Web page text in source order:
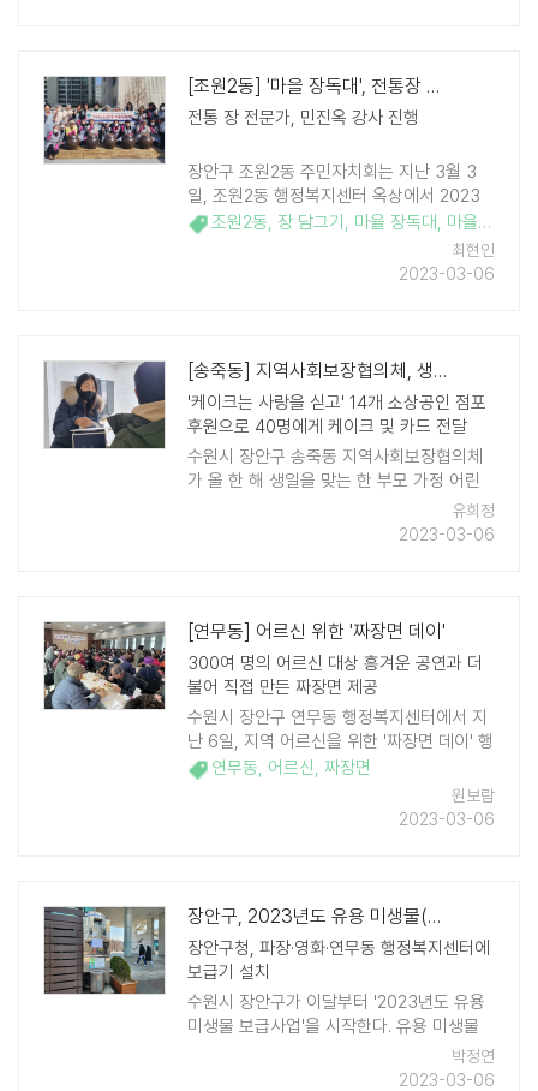
[조원2동] '마을 장독대', 전통장 담그기 대장정 시작
전통 장 전문가, 민진옥 강사 진행
장안구 조원2동 주민자치회는 지난 3월 3
일, 조원2동 행정복지센터 옥상에서 2023
년 마을자치계획인 '조원2동 마을장독대' 프
로그램을 진행했다. 주민 30명과 함께한 마
조원2동, 장 담그기 , 마을 장독대, 마을자치계획
최현인
2023-03-06
[송죽동] 지역사회보장협의체, 생일 맞은 한부모 가정 어린이 대상 케이크 후..
'케이크는 사랑을 싣고' 14개 소상공인 점포
후원으로 40명에게 케이크 및 카드 전달
수원시 장안구 송죽동 지역사회보장협의체
가 올 한 해 생일을 맞는 한 부모 가정 어린
이에게 축하 케이크와 카드를 전달하는 '생
일 축하 행복 배달' 사업을 진행한다. '생일
유희정
2023-03-06
[연무동] 어르신 위한 '짜장면 데이'
300여 명의 어르신 대상 흥겨운 공연과 더
불어 직접 만든 짜장면 제공
수원시 장안구 연무동 행정복지센터에서 지
난 6일, 지역 어르신을 위한 '짜장면 데이' 행
사가 열렸다. 어르신 300여 명이 함께한 이
날 행사에서 연무동 새마을협의회와 수원중
연무동, 어르신, 짜장면
원보람
2023-03-06
장안구, 2023년도 유용 미생물(EM) 보급 시작
장안구청, 파장·영화·연무동 행정복지센터에
보급기 설치
수원시 장안구가 이달부터 '2023년도 유용
미생물 보급사업'을 시작한다. 유용 미생물
보급기가 설치된 곳은 장안구청, 파장·영화·
연무동 행정복지센터 등 4곳이다. 보급기에
박정연
2023-03-06